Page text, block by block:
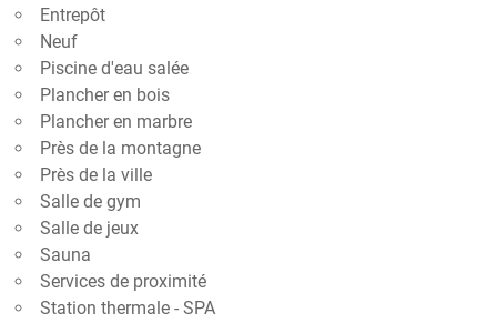
Entrepôt
Neuf
Piscine d'eau salée
Plancher en bois
Plancher en marbre
Près de la montagne
Près de la ville
Salle de gym
Salle de jeux
Sauna
Services de proximité
Station thermale - SPA